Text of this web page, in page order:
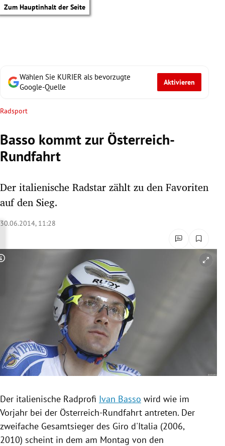
Zum Hauptinhalt der Seite
Untermenü
Untermenü
Untermenü
Untermenü
Wählen Sie KURIER als bevorzugte
Google-Quelle
Aktivieren
Radsport
Basso kommt zur Österreich-
Rundfahrt
Der italienische Radstar zählt zu den Favoriten
auf den Sieg.
30.06.2014, 11:28
Copyright-Hinweis öffnen/schließen
Der italienische Radprofi Ivan Basso wird wie im
Vorjahr bei der Österreich-Rundfahrt antreten. Der
zweifache Gesamtsieger des Giro d'Italia (2006,
2010) scheint in dem am Montag von den